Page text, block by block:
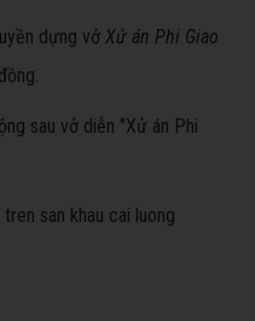
dựng vở Xử án Phi Giao
sau vở diễn "Xử án Phi